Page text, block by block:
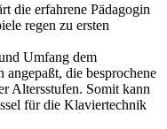
die erfahrene Pädagogin
regen zu ersten
Umfang dem
die besprochene
Altersstufen. Somit kann
für die Klaviertechnik